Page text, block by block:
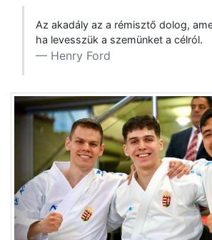
Az akadály az a rémisztő dolog,
ha levesszük a szemünket a célról.
Henry Ford